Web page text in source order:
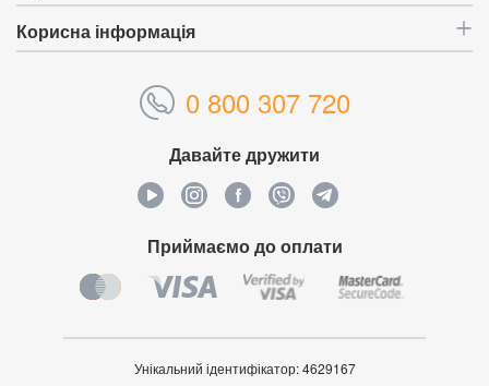
Корисна інформація
0 800 307 720
Давайте дружити
Приймаємо до оплати
Унікальний ідентифікатор:4629167